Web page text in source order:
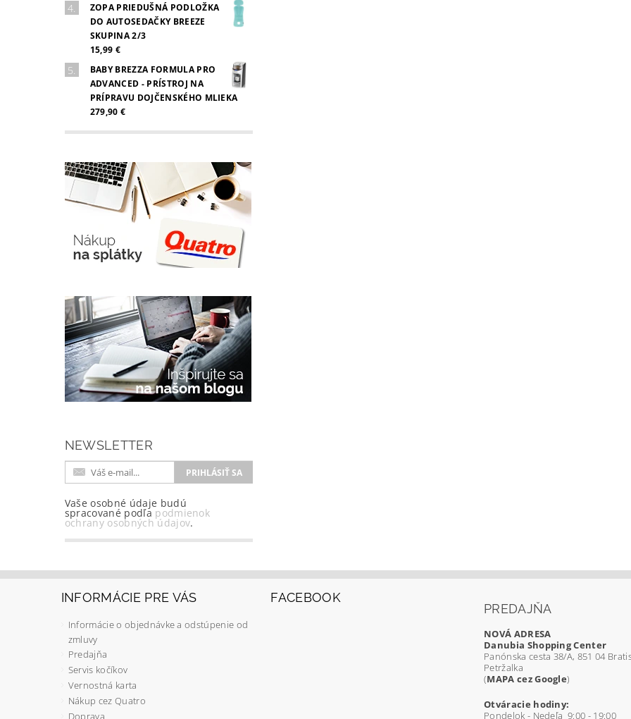
ZOPA PRIEDUŠNÁ PODLOŽKA
DO AUTOSEDAČKY BREEZE
SKUPINA 2/3
15,99 €
BABY BREZZA FORMULA PRO
ADVANCED - PRÍSTROJ NA
PRÍPRAVU DOJČENSKÉHO MLIEKA
279,90 €
NEWSLETTER
Vaše osobné údaje budú
spracované podľa podmienok
ochrany osobných údajov.
INFORMÁCIE PRE VÁS
Informácie o objednávke a odstúpenie od
zmluvy
Predajňa
Servis kočíkov
Vernostná karta
Nákup cez Quatro
Doprava
FACEBOOK
PREDAJŇA
NOVÁ ADRESA
Danubia Shopping Center
Panónska cesta 38/A, 851 04
Petržalka
(MAPA cez Google)
Otváracie hodiny:
Pondelok - Nedeľa 9:00 - 19:00